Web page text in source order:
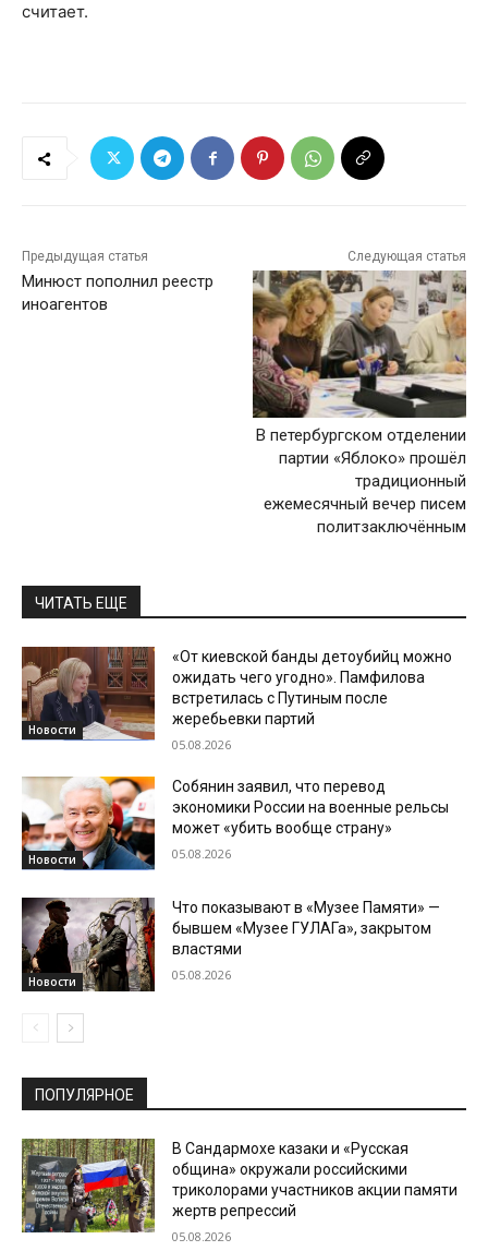
считает.
Предыдущая статья
Минюст пополнил реестр
иноагентов
Следующая статья
В петербургском отделении
партии «Яблоко» прошёл
традиционный
ежемесячный вечер писем
политзаключённым
ЧИТАТЬ ЕЩЕ
Новости
«От киевской банды детоубийц можно
ожидать чего угодно». Памфилова
встретилась с Путиным после
жеребьевки партий
05.08.2026
Новости
Собянин заявил, что перевод
экономики России на военные рельсы
может «убить вообще страну»
05.08.2026
Новости
Что показывают в «Музее Памяти» —
бывшем «Музее ГУЛАГа», закрытом
властями
05.08.2026
ПОПУЛЯРНОЕ
В Сандармохе казаки и «Русская
община» окружали российскими
триколорами участников акции памяти
жертв репрессий
05.08.2026